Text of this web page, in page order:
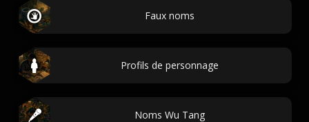
Faux noms
Profils de personnage
Noms Wu Tang